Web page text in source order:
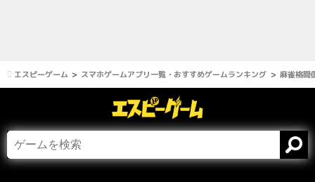
エスピーゲーム スマホゲームアプリ一覧・おすすめゲームランキング 麻雀格闘